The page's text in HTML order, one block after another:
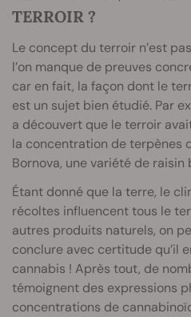
TERROIR ?
Le concept du terroir n’est
l’on manque de preuves
car en fait, la façon dont le
est un sujet bien étudié. Par
a découvert que le terroir
la concentration de terpènes
Bornova, une variété de raisin
Étant donné que la terre, le
récoltes influencent tous le
autres produits naturels, on
conclure avec certitude qu’il
cannabis ! Après tout, de
témoignent des expressions
concentrations de